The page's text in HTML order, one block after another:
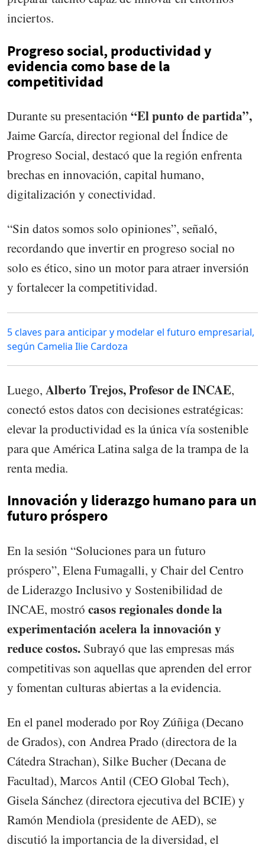
inciertos.
Progreso social, productividad y
evidencia como base de la
competitividad
Durante su presentación “El punto de partida”,
Jaime García, director regional del Índice de
Progreso Social, destacó que la región enfrenta
brechas en innovación, capital humano,
digitalización y conectividad.
“Sin datos somos solo opiniones”, señaló,
recordando que invertir en progreso social no
solo es ético, sino un motor para atraer inversión
y fortalecer la competitividad.
5 claves para anticipar y modelar el futuro empresarial,
según Camelia Ilie Cardoza
Luego, Alberto Trejos, Profesor de INCAE,
conectó estos datos con decisiones estratégicas:
elevar la productividad es la única vía sostenible
para que América Latina salga de la trampa de la
renta media.
Innovación y liderazgo humano para un
futuro próspero
En la sesión “Soluciones para un futuro
próspero”, Elena Fumagalli, y Chair del Centro
de Liderazgo Inclusivo y Sostenibilidad de
INCAE, mostró casos regionales donde la
experimentación acelera la innovación y
reduce costos. Subrayó que las empresas más
competitivas son aquellas que aprenden del error
y fomentan culturas abiertas a la evidencia.
En el panel moderado por Roy Zúñiga (Decano
de Grados), con Andrea Prado (directora de la
Cátedra Strachan), Silke Bucher (Decana de
Facultad), Marcos Antil (CEO Global Tech),
Gisela Sánchez (directora ejecutiva del BCIE) y
Ramón Mendiola (presidente de AED), se
discutió la importancia de la diversidad, el